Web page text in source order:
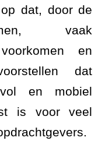
dat, door de
vaak
en
dat
en mobiel
is voor veel